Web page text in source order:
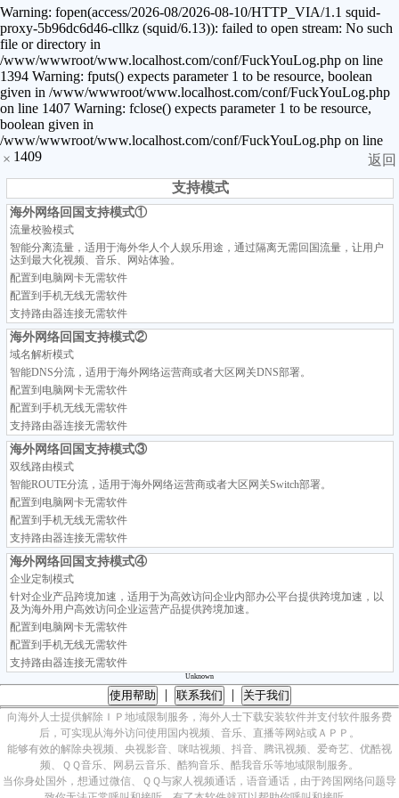
Warning: fopen(access/2026-08/2026-08-10/HTTP_VIA/1.1 squid-
proxy-5b96dc6d46-cllkz (squid/6.13)): failed to open stream: No such
file or directory in
/www/wwwroot/www.localhost.com/conf/FuckYouLog.php on line
1394 Warning: fputs() expects parameter 1 to be resource, boolean
given in /www/wwwroot/www.localhost.com/conf/FuckYouLog.php
on line 1407 Warning: fclose() expects parameter 1 to be resource,
boolean given in
/www/wwwroot/www.localhost.com/conf/FuckYouLog.php on line
1409
×
返回
支持模式
海外网络回国支持模式①
流量校验模式
智能分离流量，适用于海外华人个人娱乐用途，通过隔离无需回国流量，让用户
达到最大化视频、音乐、网站体验。
配置到电脑网卡无需软件
配置到手机无线无需软件
支持路由器连接无需软件
海外网络回国支持模式②
域名解析模式
智能DNS分流，适用于海外网络运营商或者大区网关DNS部署。
配置到电脑网卡无需软件
配置到手机无线无需软件
支持路由器连接无需软件
海外网络回国支持模式③
双线路由模式
智能ROUTE分流，适用于海外网络运营商或者大区网关Switch部署。
配置到电脑网卡无需软件
配置到手机无线无需软件
支持路由器连接无需软件
海外网络回国支持模式④
企业定制模式
针对企业产品跨境加速，适用于为高效访问企业内部办公平台提供跨境加速，以
及为海外用户高效访问企业运营产品提供跨境加速。
配置到电脑网卡无需软件
配置到手机无线无需软件
支持路由器连接无需软件
Unknown
使用帮助 联系我们 关于我们
向海外人士提供解除ＩＰ地域限制服务，海外人士下载安装软件并支付软件服务费
后，可实现从海外访问使用国内视频、音乐、直播等网站或ＡＰＰ。
能够有效的解除央视频、央视影音、咪咕视频、抖音、腾讯视频、爱奇艺、优酷视
频、ＱＱ音乐、网易云音乐、酷狗音乐、酷我音乐等地域限制服务。
当你身处国外，想通过微信、ＱＱ与家人视频通话，语音通话，由于跨国网络问题导